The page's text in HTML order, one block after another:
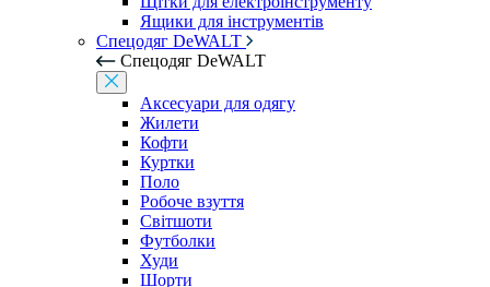
Ящики для інструментів
Спецодяг DeWALT
Спецодяг DeWALT
Аксесуари для одягу
Жилети
Кофти
Куртки
Поло
Робоче взуття
Світшоти
Футболки
Худи
Шорти